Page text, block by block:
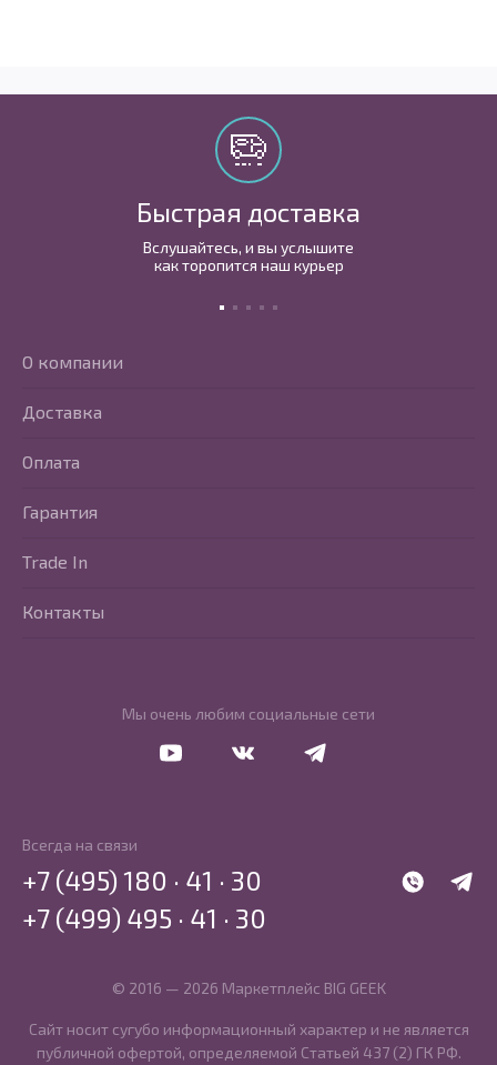
Быстрая доставка
Вслушайтесь, и вы услышите
как торопится наш курьер
Мы очень любим социальные сети
Перейти в VkontakteПерейти в Telegram
О компании
Доставка
Оплата
Гарантия
Trade In
Контакты
Всегда на связи
WhatsApp
+7 (495) 180 · 41 · 30
+7 (499) 495 · 41 · 30
© 2016 — 2026 Маркетплейс BIG GEEK
Сайт носит сугубо информационный характер и не является
публичной офертой, определяемой Статьей 437 (2) ГК РФ.